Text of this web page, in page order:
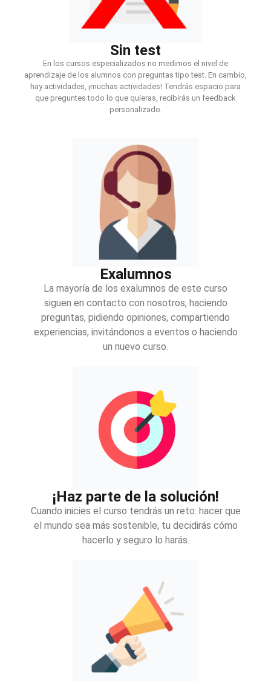
Sin test
En los cursos especializados no medimos el nivel de
aprendizaje de los alumnos con preguntas tipo test. En cambio,
hay actividades, ¡muchas actividades! Tendrás espacio para
que preguntes todo lo que quieras, recibirás un feedback
personalizado.
Exalumnos
La mayoría de los exalumnos de este curso
siguen en contacto con nosotros, haciendo
preguntas, pidiendo opiniones, compartiendo
experiencias, invitándonos a eventos o haciendo
un nuevo curso.
¡Haz parte de la solución!
Cuando inicies el curso tendrás un reto: hacer que
el mundo sea más sostenible, tu decidirás cómo
hacerlo y seguro lo harás.